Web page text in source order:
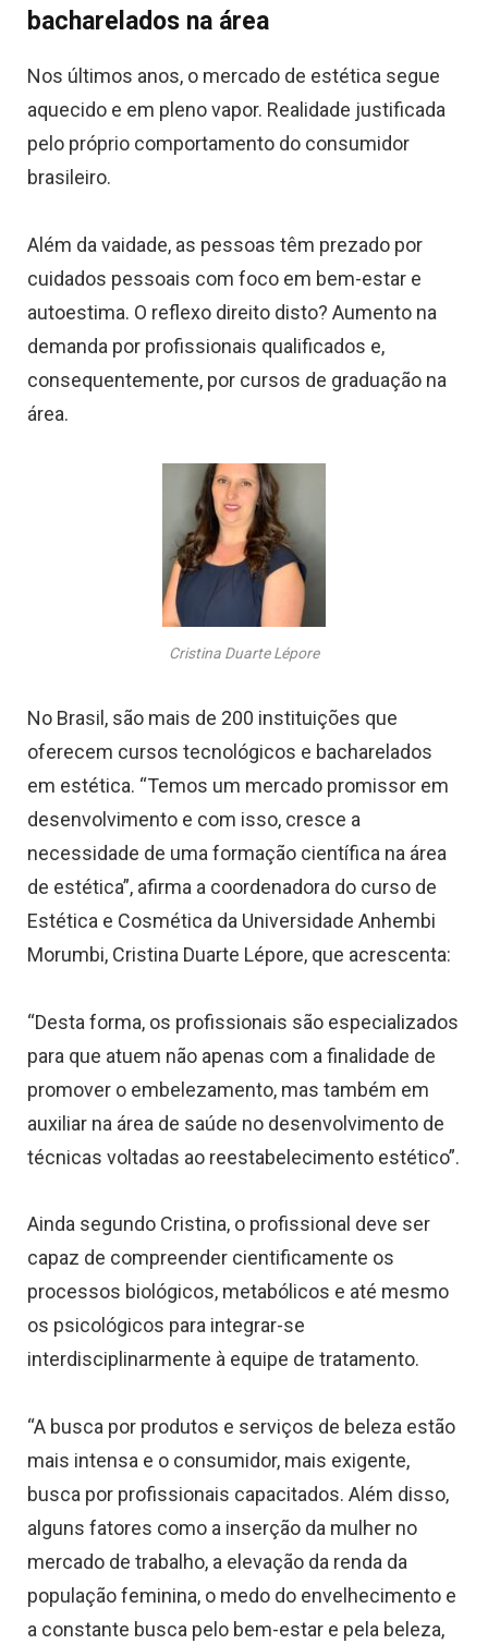
bacharelados na área
Nos últimos anos, o mercado de estética segue
aquecido e em pleno vapor. Realidade justificada
pelo próprio comportamento do consumidor
brasileiro.
Além da vaidade, as pessoas têm prezado por
cuidados pessoais com foco em bem-estar e
autoestima. O reflexo direito disto? Aumento na
demanda por profissionais qualificados e,
consequentemente, por cursos de graduação na
área.
Cristina Duarte Lépore
No Brasil, são mais de 200 instituições que
oferecem cursos tecnológicos e bacharelados
em estética. “Temos um mercado promissor em
desenvolvimento e com isso, cresce a
necessidade de uma formação científica na área
de estética”, afirma a coordenadora do curso de
Estética e Cosmética da Universidade Anhembi
Morumbi, Cristina Duarte Lépore, que acrescenta:
“Desta forma, os profissionais são especializados
para que atuem não apenas com a finalidade de
promover o embelezamento, mas também em
auxiliar na área de saúde no desenvolvimento de
técnicas voltadas ao reestabelecimento estético”.
Ainda segundo Cristina, o profissional deve ser
capaz de compreender cientificamente os
processos biológicos, metabólicos e até mesmo
os psicológicos para integrar-se
interdisciplinarmente à equipe de tratamento.
“A busca por produtos e serviços de beleza estão
mais intensa e o consumidor, mais exigente,
busca por profissionais capacitados. Além disso,
alguns fatores como a inserção da mulher no
mercado de trabalho, a elevação da renda da
população feminina, o medo do envelhecimento e
a constante busca pelo bem-estar e pela beleza,